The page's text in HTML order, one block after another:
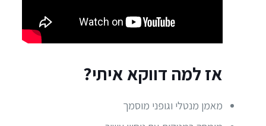
אז למה דווקא איתי?
מאמן מנטלי וגופני מוסמך